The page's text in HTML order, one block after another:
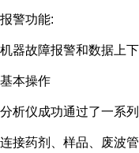
报警功能:
机器故障报警和数据上
基本操作
分析仪成功通过了一系
连接药剂、样品、废波